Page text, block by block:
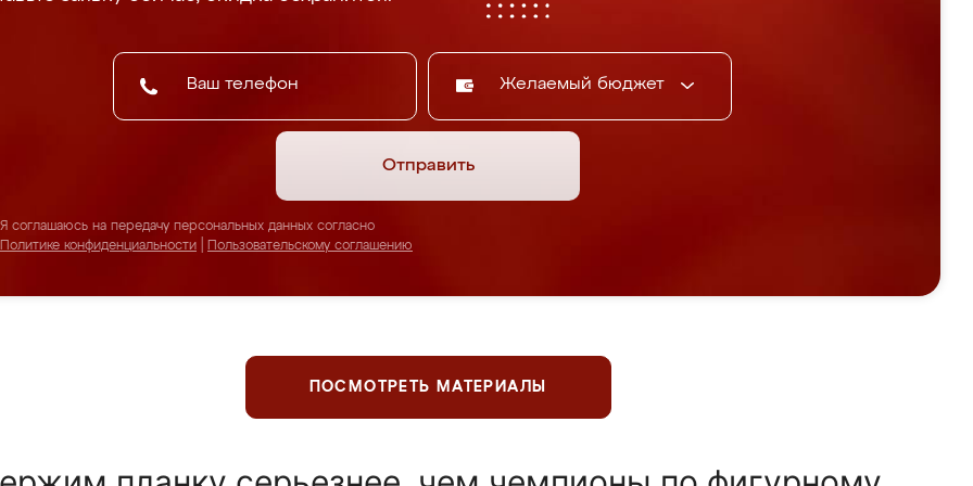
Желаемый бюджет
Отправить
Я соглашаюсь на передачу персональных данных согласно
Политике конфиденциальности
Пользовательскому соглашению
ПОСМОТРЕТЬ МАТЕРИАЛЫ